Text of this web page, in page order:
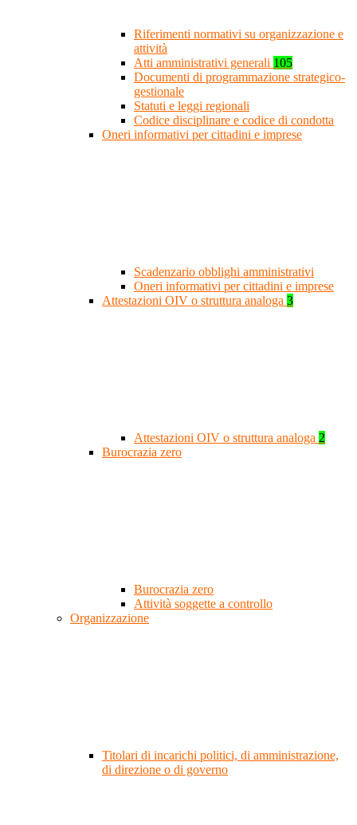
Riferimenti normativi su organizzazione e
attività
Atti amministrativi generali 105
Documenti di programmazione strategico-
gestionale
Statuti e leggi regionali
Codice disciplinare e codice di condotta
Oneri informativi per cittadini e imprese
Scadenzario obblighi amministrativi
Oneri informativi per cittadini e imprese
Attestazioni OIV o struttura analoga 3
Attestazioni OIV o struttura analoga 2
Burocrazia zero
Burocrazia zero
Attività soggette a controllo
Organizzazione
Titolari di incarichi politici, di amministrazione,
di direzione o di governo